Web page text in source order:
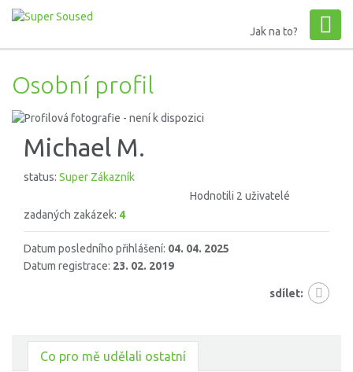
Jak na to?
Osobní profil
Michael M.
status: Super Zákazník
Hodnotili 2 uživatelé
zadaných zakázek: 4
Datum posledního přihlášení: 04. 04. 2025
Datum registrace: 23. 02. 2019
sdílet:
Co pro mě udělali ostatní